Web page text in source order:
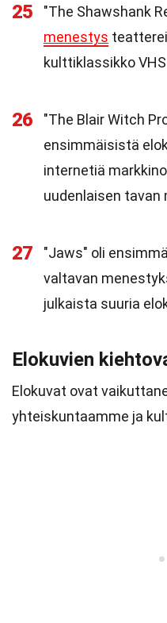
25
"The Shawshank
menestys
kulttiklassikko
26
"The Blair Witch
ensimmäisistä
internetiä
uudenlaisen tavan
27
"Jaws" oli
valtavan
julkaista suuria
Elokuvien
Elokuvat ovat
yhteiskuntaamme ja